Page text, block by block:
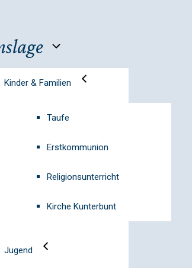
Kinder & Familien
Taufe
Erstkommunion
Religionsunterricht
Kirche Kunterbunt
Jugend